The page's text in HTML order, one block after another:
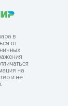
в
от
на
и не